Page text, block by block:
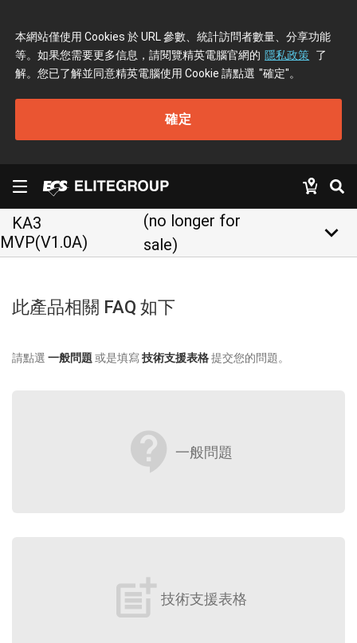
本網站僅使用 Cookies 於 URL 參數、統計訪問者數量、分享功能
等。如果您需要更多信息，請閱覽精英電腦官網的 隱私政策 了
解。您已了解並同意精英電腦使用 Cookie 請點選 "確定"。
確定
KA3
MVP(V1.0A)
(no longer for
sale)
keyboard_arrow_down
此產品相關 FAQ 如下
請點選 一般問題 或是填寫技術支援表格提交您的問題。
contact_support 一般問題
post_add 技術支援表格